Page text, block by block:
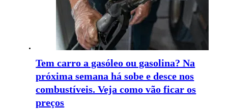
Tem carro a gasóleo ou gasolina? Na
próxima semana há sobe e desce nos
combustíveis. Veja como vão ficar os
preços